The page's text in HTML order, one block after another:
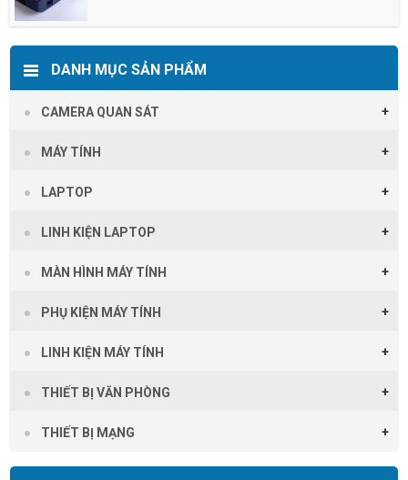
DANH MỤC SẢN PHẨM
CAMERA QUAN SÁT
MÁY TÍNH
LAPTOP
LINH KIỆN LAPTOP
MÀN HÌNH MÁY TÍNH
PHỤ KIỆN MÁY TÍNH
LINH KIỆN MÁY TÍNH
THIẾT BỊ VĂN PHÒNG
THIẾT BỊ MẠNG